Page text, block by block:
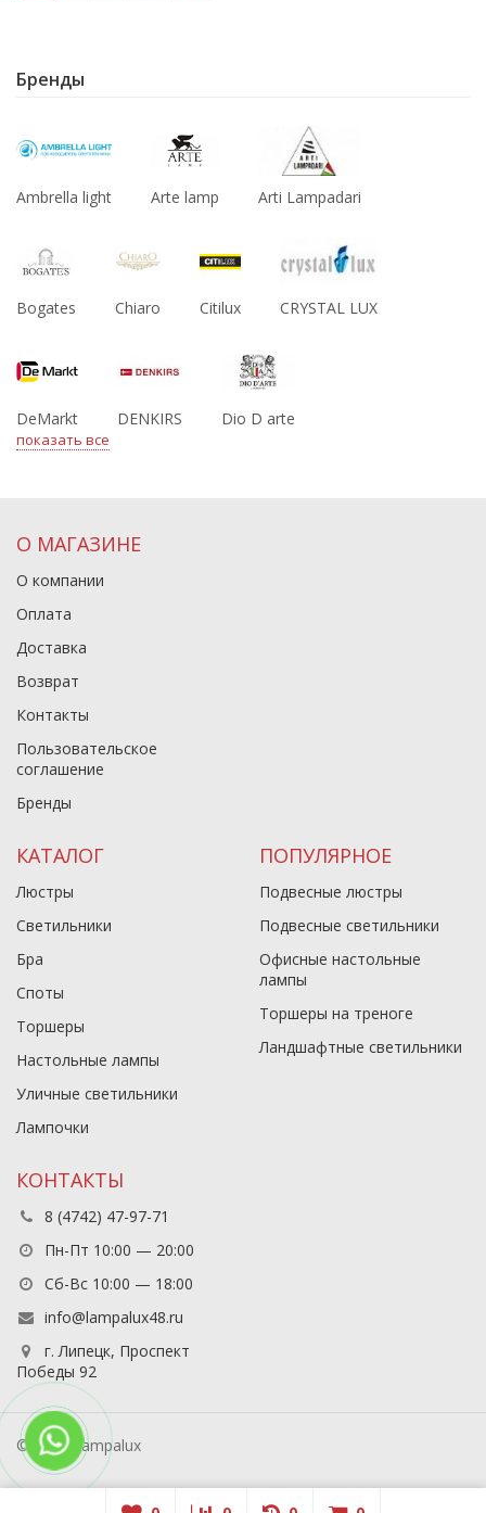
Бренды
Ambrella light Arte lamp Arti Lampadari
Bogates Chiaro Citilux CRYSTAL LUX
DeMarkt DENKIRS Dio D arte
показать все
О МАГАЗИНЕ
О компании
Оплата
Доставка
Возврат
Контакты
Пользовательское
соглашение
Бренды
КАТАЛОГ
Люстры
Светильники
Бра
Споты
Торшеры
Настольные лампы
Уличные светильники
Лампочки
ПОПУЛЯРНОЕ
Подвесные люстры
Подвесные светильники
Офисные настольные
лампы
Торшеры на треноге
Ландшафтные светильники
КОНТАКТЫ
8 (4742) 47-97-71
Пн-Пт 10:00 — 20:00
Сб-Вс 10:00 — 18:00
info@lampalux48.ru
г. Липецк, Проспект
Победы 92
© 2026 Lampalux